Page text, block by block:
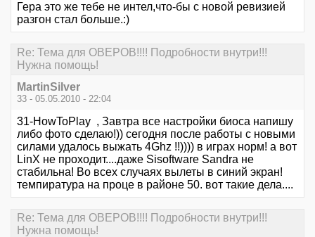
Гера это же тебе не интел,что-бы с новой ревизией
разгон стал больше.:)
Re: Тема для ОВЕРОВ!!!! Подробности внутри!!!
Нужна помощь!
MartinSilver
33 - 05.05.2010 - 22:04
31-HowToPlay , Завтра все настройки биоса напишу
либо фото сделаю!)) сегодня после работы с новыми
силами удалось выжать 4Ghz !!)))) в играх норм! а вот
LinX не проходит....даже Sisoftware Sandra не
стабильна! Во всех случаях вылеты в синий экран!
темпиратура на проце в районе 50. вот такие дела....
Re: Тема для ОВЕРОВ!!!! Подробности внутри!!!
Нужна помощь!